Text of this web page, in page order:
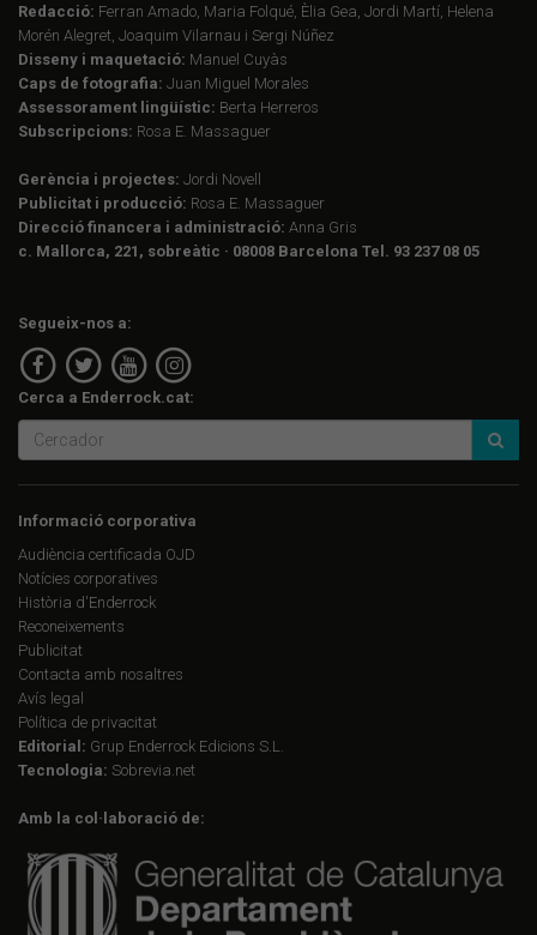
Redacció: Ferran Amado, Maria Folqué, Èlia Gea, Jordi Martí, Helena
Morén Alegret, Joaquim Vilarnau i Sergi Núñez
Disseny i maquetació: Manuel Cuyàs
Caps de fotografia: Juan Miguel Morales
Assessorament lingüístic: Berta Herreros
Subscripcions: Rosa E. Massaguer
Gerència i projectes: Jordi Novell
Publicitat i producció: Rosa E. Massaguer
Direcció financera i administració: Anna Gris
c. Mallorca, 221, sobreàtic · 08008 Barcelona Tel. 93 237 08 05
Segueix-nos a:
Cerca a Enderrock.cat:
Informació corporativa
Audiència certificada OJD
Notícies corporatives
Història d'Enderrock
Reconeixements
Publicitat
Contacta amb nosaltres
Avís legal
Política de privacitat
Editorial: Grup Enderrock Edicions S.L.
Tecnologia: Sobrevia.net
Amb la col·laboració de: